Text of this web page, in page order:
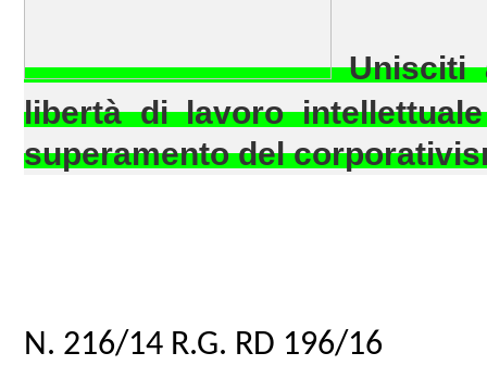
Unisciti
libertà di lavoro
superamento del
N. 216/14 R.G. RD 196/16